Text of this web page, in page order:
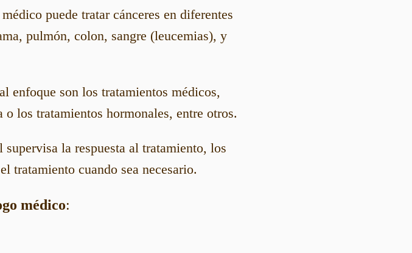
puede tratar cánceres en diferentes
pulmón, colon, sangre (leucemias), y
enfoque son los tratamientos médicos,
los tratamientos hormonales, entre otros.
supervisa la respuesta al tratamiento, los
tratamiento cuando sea necesario.
médico: